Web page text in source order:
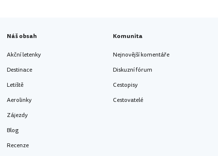
Náš obsah
Akční letenky
Destinace
Letiště
Aerolinky
Zájezdy
Blog
Recenze
Komunita
Nejnovější komentáře
Diskuzní fórum
Cestopisy
Cestovatelé